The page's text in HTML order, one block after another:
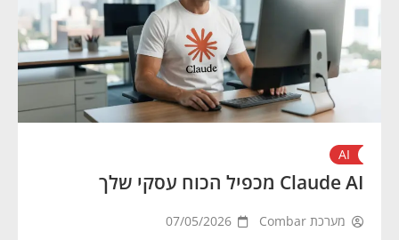
AI
Claude AI מכפיל הכוח עסקי שלך
מערכת Combar 07/05/2026